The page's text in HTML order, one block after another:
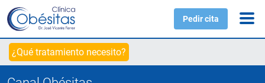
Pedir cita
¿Qué tratamiento necesito?